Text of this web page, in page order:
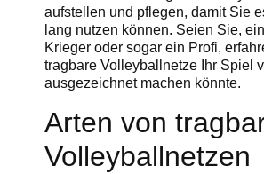
aufstellen und pflegen, damit Sie
lang nutzen können. Seien Sie,
Krieger oder sogar ein Profi,
tragbare Volleyballnetze Ihr Spiel
ausgezeichnet machen könnte.
Arten von
Volleyballnetzen